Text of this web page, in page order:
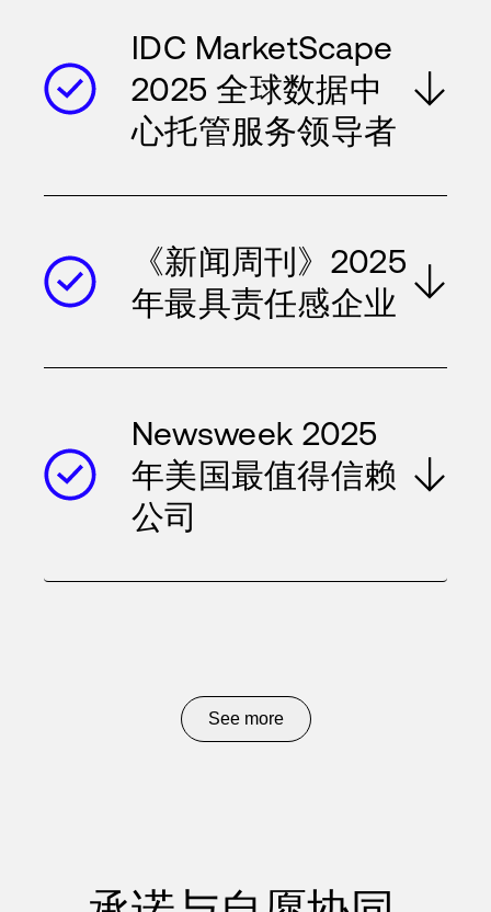
IDC MarketScape
2025 全球数据中
心托管服务领导者
《新闻周刊》2025
年最具责任感企业
Newsweek 2025
年美国最值得信赖
公司
See more